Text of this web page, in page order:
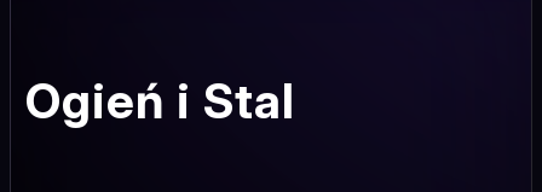
Ogień i Stal